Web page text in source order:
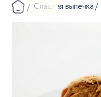
Сладкая выпечка